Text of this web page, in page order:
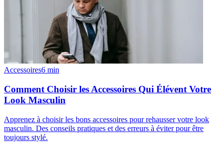
Accessoires6 min
Comment Choisir les Accessoires Qui Élévent Votre
Look Masculin
Apprenez à choisir les bons accessoires pour rehausser votre look
masculin. Des conseils pratiques et des erreurs à éviter pour être
toujours stylé.